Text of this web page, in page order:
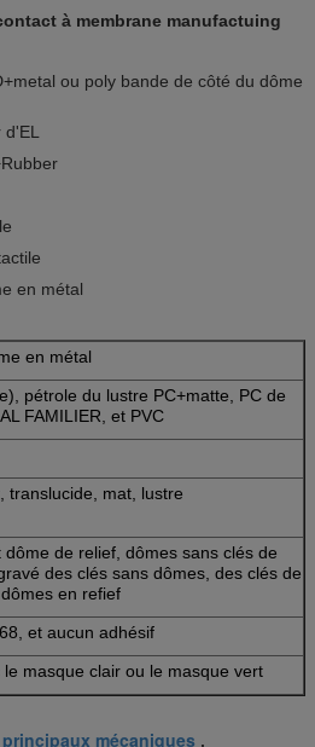
à membrane manufactuing
ou poly bande de côté du dôme
en métal
en métal
pétrole du lustre PC+matte, PC de
FAMILIER, et PVC
translucide, mat, lustre
dôme de relief, dômes sans clés de
des clés sans dômes, des clés de
en refief
et aucun adhésif
masque clair ou le masque vert
mécaniques ,